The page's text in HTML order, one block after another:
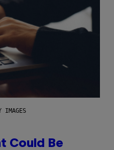
IMAGES
Could Be